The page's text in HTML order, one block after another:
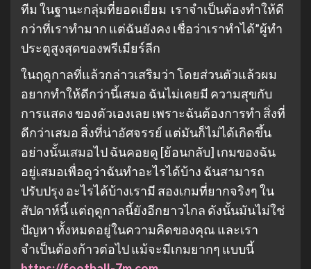
ทีม ในฐานะกลุ่มที่ยอดเยี่ยม เราจำเป็นต้องทำให้ดี
กว่าที่เราทำมาก แต่ฉันยังคง เชื่อว่าเราทำได้”ผู้ทำ
ประตูสูงสุดของพรีเมียร์ลีก
ในฤดูกาลที่แล้วกล่าวเสริมว่า โดยส่วนตัวแล้วผม
อยากทำให้ดีกว่านี้เสมอ ฉันไม่เคยมี ความสุขกับ
การแสดง ของตัวเองเลย เพราะฉันต้องการทำ สิ่งที่
ดีกว่าเสมอ สิ่งที่น่าอัศจรรย์ แต่มันก็ไม่ได้เกิดขึ้น
อย่างนั้นเสมอไป ฉันคอยดู [ย้อนกลับ] เกมของฉัน
อยู่เสมอเพื่อดูว่าฉันทำอะไรได้บ้าง ฉันสามารถ
ปรับปรุง อะไรได้บ้างเรามี สองเกมที่ยากจริงๆ ใน
สัปดาห์นี้ แต่ฤดูกาลนี้ยังอีกยาวไกล ดังนั้นมันไม่ใช่
ปัญหา ทั้งหมดอยู่ในความคิดของคุณ และเรา
จำเป็นต้องก้าวต่อไป แม้จะมีเกมยากๆ แบบนี้